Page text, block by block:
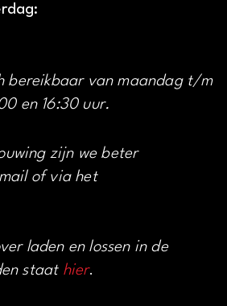
bereikbaar van maandag t/m
en 16:30 uur.
zijn we beter
of via het
laden en lossen in de
staat hier.